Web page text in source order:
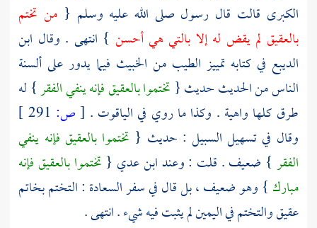
الكبرى قالت قال رسول صلى الله عليه وسلم { من تختم
بالعقيق لم يقض له إلا بالتي هي أحسن } انتهى . وقال ابن
الديبع في كتابه تمييز الطيب من الخبيث فيما يدور على ألسنة
الناس من الحديث حديث { تختموا بالعقيق فإنه ينفي الفقر} له
طرق كلها واهية . وكذا ما روي في الياقوت . [ص:
وقال في تسهيل السبيل : حديث { تختموا بالعقيق فإنه ينفي
الفقر } ضعيف . قلت : وعندابن عدي { تختموا بالعقيق فإنه
مبارك } وهو ضعيف ، بل قال في سفر السعادة : التختم بخاتم
عقيق والتختم في اليمين لم يثبت فيه شيء . انتهى .